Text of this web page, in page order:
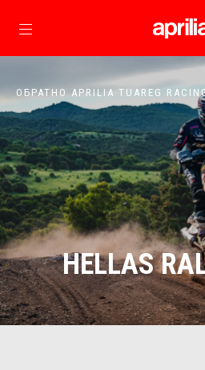
ОБРАТНО APRILIA TUAREG
HELLAS